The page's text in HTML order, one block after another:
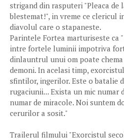
strigand din rasputeri "Pleaca de
blestemat!", in vreme ce clericul
diavolul care o stapaneste.
Parintele Fortea marturiseste ca
intre fortele luminii impotriva
dinlauntrul unui om poate
demoni. In acelasi timp,
sfintilor, ingerilor. Este o batalie
rugaciunii... Exista un mic numar
numar de miracole. Noi suntem
cerurilor a sosit."
Trailerul filmului "Exorcistul